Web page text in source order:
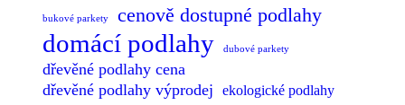
bukové parkety cenově dostupné podlahy
domácí podlahy dubové parkety
dřevěné podlahy cena
dřevěné podlahy výprodej ekologické podlahy